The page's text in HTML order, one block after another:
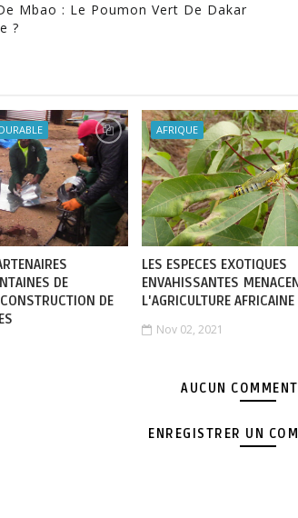
Mbao : Le Poumon Vert De Dakar
?
DE
DE
AFRIQUE
LES ESPECES EXOTIQUES
ENVAHISSANTES
L'AGRICULTURE AFRICAINE
Nov 02, 2021
AUCUN
ENREGISTRER UN